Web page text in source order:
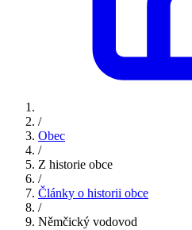
/
Obec
/
Z historie obce
/
Články o historii obce
/
Němčický vodovod